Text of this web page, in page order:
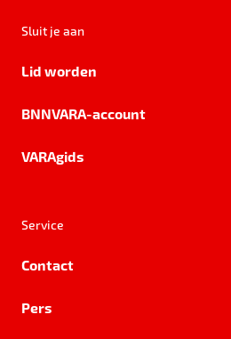
Sluit je aan
Lid worden
BNNVARA-account
VARAgids
Service
Contact
Pers